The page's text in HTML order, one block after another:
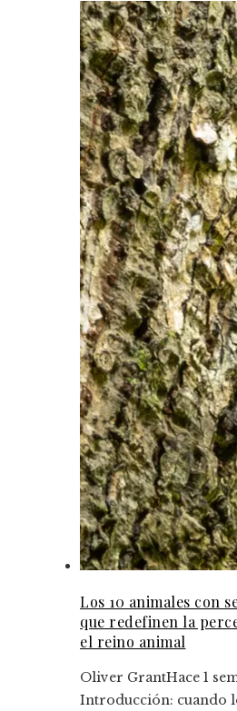
Los 10 animales con
que redefinen la
el reino animal
Oliver GrantHace 1
Introducción: cuando